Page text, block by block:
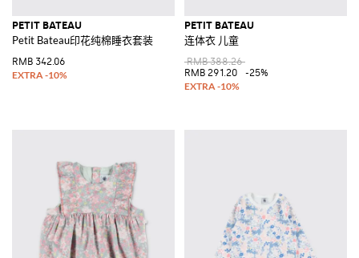
PETIT BATEAU
Petit Bateau印花纯棉睡衣套装
RMB 342.06
PETIT BATEAU
连体衣 儿童
RMB 388.26
RMB 291.20
-25%